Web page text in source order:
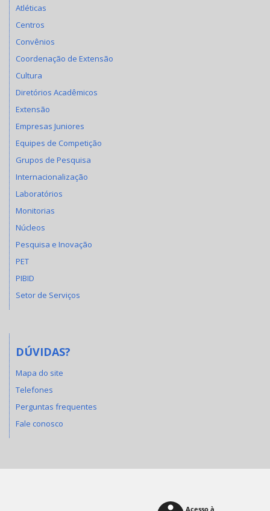
Atléticas
Centros
Convênios
Coordenação de Extensão
Cultura
Diretórios Acadêmicos
Extensão
Empresas Juniores
Equipes de Competição
Grupos de Pesquisa
Internacionalização
Laboratórios
Monitorias
Núcleos
Pesquisa e Inovação
PET
PIBID
Setor de Serviços
DÚVIDAS?
Mapa do site
Telefones
Perguntas frequentes
Fale conosco